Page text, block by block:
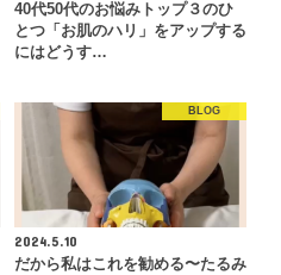
40代50代のお悩みトップ３のひ
とつ「お肌のハリ」をアップする
にはどうす…
BLOG
2024.5.10
だから私はこれを勧める〜たるみ